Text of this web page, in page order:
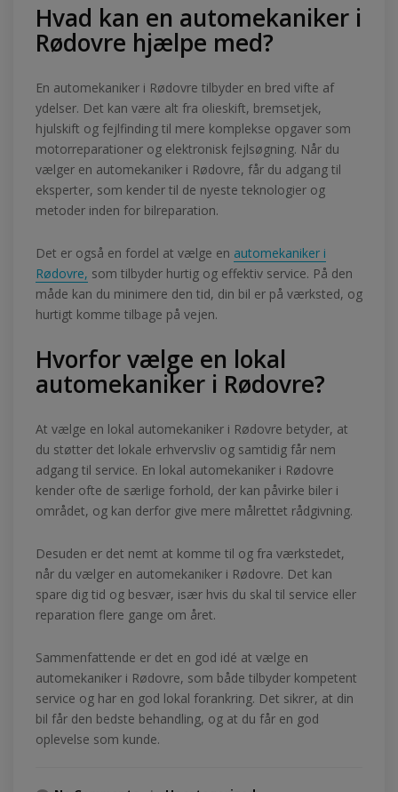
Hvad kan en automekaniker i
Rødovre hjælpe med?
En automekaniker i Rødovre tilbyder en bred vifte af
ydelser. Det kan være alt fra olieskift, bremsetjek,
hjulskift og fejlfinding til mere komplekse opgaver som
motorreparationer og elektronisk fejlsøgning. Når du
vælger en automekaniker i Rødovre, får du adgang til
eksperter, som kender til de nyeste teknologier og
metoder inden for bilreparation.
Det er også en fordel at vælge en automekaniker i
Rødovre, som tilbyder hurtig og effektiv service. På den
måde kan du minimere den tid, din bil er på værksted, og
hurtigt komme tilbage på vejen.
Hvorfor vælge en lokal
automekaniker i Rødovre?
At vælge en lokal automekaniker i Rødovre betyder, at
du støtter det lokale erhvervsliv og samtidig får nem
adgang til service. En lokal automekaniker i Rødovre
kender ofte de særlige forhold, der kan påvirke biler i
området, og kan derfor give mere målrettet rådgivning.
Desuden er det nemt at komme til og fra værkstedet,
når du vælger en automekaniker i Rødovre. Det kan
spare dig tid og besvær, især hvis du skal til service eller
reparation flere gange om året.
Sammenfattende er det en god idé at vælge en
automekaniker i Rødovre, som både tilbyder kompetent
service og har en god lokal forankring. Det sikrer, at din
bil får den bedste behandling, og at du får en god
oplevelse som kunde.